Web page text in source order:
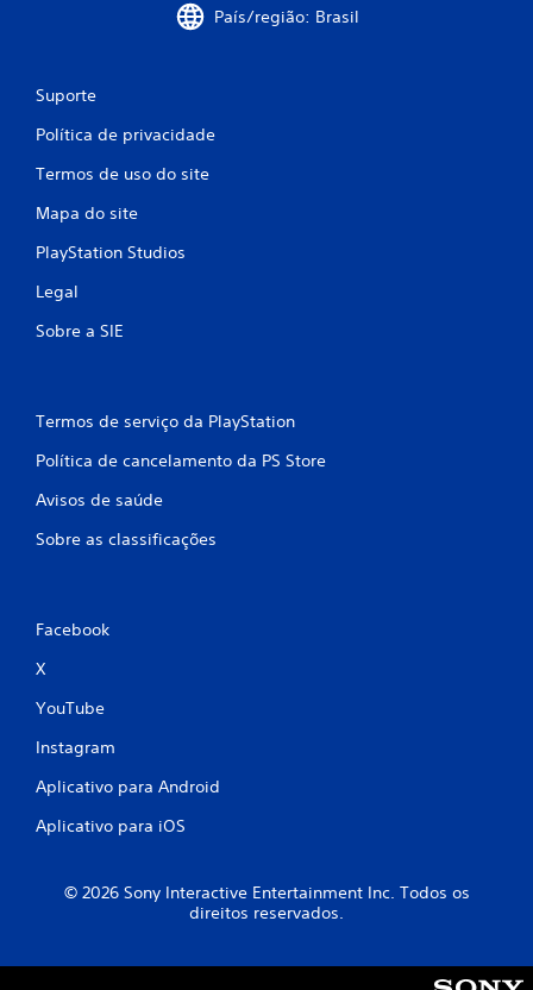
País/região: Brasil
Suporte
Política de privacidade
Termos de uso do site
Mapa do site
PlayStation Studios
Legal
Sobre a SIE
Termos de serviço da PlayStation
Política de cancelamento da PS Store
Avisos de saúde
Sobre as classificações
Facebook
X
YouTube
Instagram
Aplicativo para Android
Aplicativo para iOS
© 2026 Sony Interactive Entertainment Inc. Todos os
direitos reservados.